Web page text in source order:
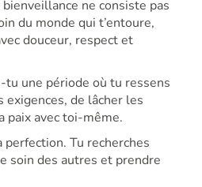
ne consiste pas
du monde qui t’entoure,
douceur, respect et
une période où tu ressens
de lâcher les
paix avec toi-même.
perfection. Tu recherches
soin des autres et prendre